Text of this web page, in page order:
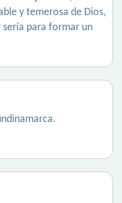
y temerosa de Dios,
sería para formar un